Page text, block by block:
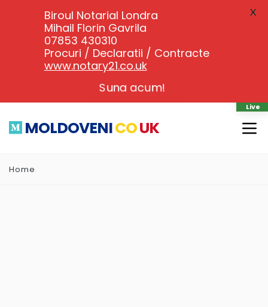
MOLDOVENICOUK
Home
Live
Biroul Notarial Londra
Mihail Florin Gavrila
07853 430310
Procuri / Declaratii / Contracte
www.notary21.co.uk
Suna acum!
X